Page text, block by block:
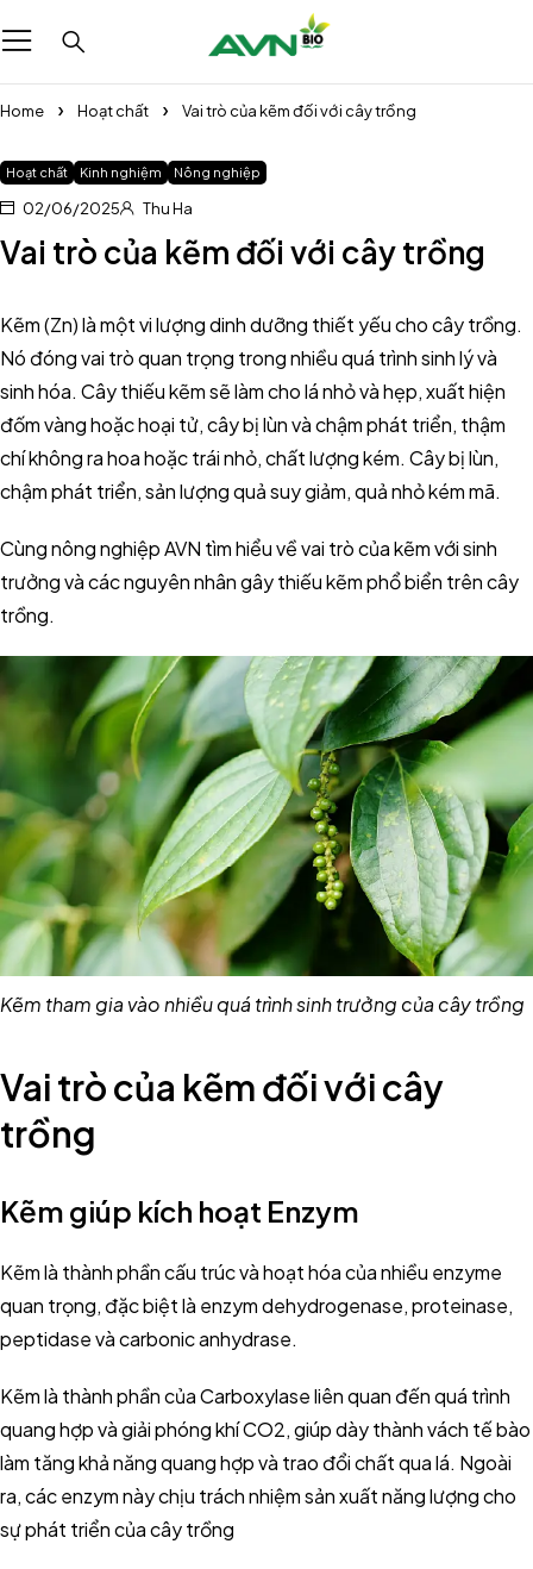
Home Hoạt chất Vai trò của kẽm đối với cây trồng
Hoạt chất Kinh nghiệm Nông nghiệp
02/06/2025 Thu Ha
Vai trò của kẽm đối với cây trồng
Kẽm (Zn) là một vi lượng dinh dưỡng thiết yếu cho cây trồng.
Nó đóng vai trò quan trọng trong nhiều quá trình sinh lý và
sinh hóa. Cây thiếu kẽm sẽ làm cho lá nhỏ và hẹp, xuất hiện
đốm vàng hoặc hoại tử, cây bị lùn và chậm phát triển, thậm
chí không ra hoa hoặc trái nhỏ, chất lượng kém. Cây bị lùn,
chậm phát triển, sản lượng quả suy giảm, quả nhỏ kém mã.
Cùng nông nghiệp AVN tìm hiểu về vai trò của kẽm với sinh
trưởng và các nguyên nhân gây thiếu kẽm phổ biển trên cây
trồng.
Kẽm tham gia vào nhiều quá trình sinh trưởng của cây trồng
Vai trò của kẽm đối với cây
trồng
Kẽm giúp kích hoạt Enzym
Kẽm là thành phần cấu trúc và hoạt hóa của nhiều enzyme
quan trọng, đặc biệt là enzym dehydrogenase, proteinase,
peptidase và carbonic anhydrase.
Kẽm là thành phần của Carboxylase liên quan đến quá trình
quang hợp và giải phóng khí CO2, giúp dày thành vách tế bào
làm tăng khả năng quang hợp và trao đổi chất qua lá. Ngoài
ra, các enzym này chịu trách nhiệm sản xuất năng lượng cho
sự phát triển của cây trồng